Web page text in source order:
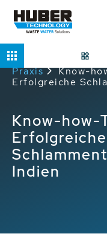
Home Service
Praxis
Know-
Erfolgreiche
Know-how-
Erfolgreiche
Indien